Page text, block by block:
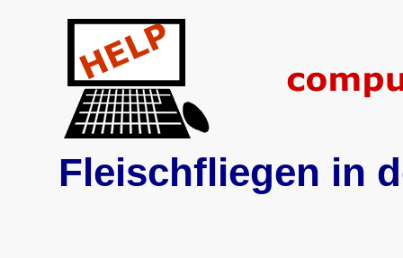
Fleischfliegen in